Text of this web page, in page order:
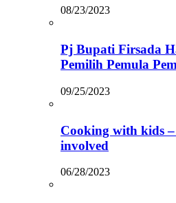
08/23/2023
Pj Bupati Firsada
Pemilih Pemula
09/25/2023
Cooking with kids
involved
06/28/2023